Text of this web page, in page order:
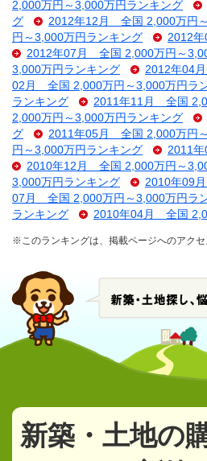
2,000万円～3,000万円ランキング
グ
2012年12月 全国 2,000万円
円～3,000万円ランキング
2012
2012年07月 全国 2,000万円～
3,000万円ランキング
2012年04
02月 全国 2,000万円～3,000万円ラ
ランキング
2011年11月 全国
2,000万円～3,000万円ランキング
グ
2011年05月 全国 2,000万円
円～3,000万円ランキング
2011
2010年12月 全国 2,000万円～
3,000万円ランキング
2010年09
07月 全国 2,000万円～3,000万円ラ
ランキング
2010年04月 全国
※このランキングは、掲載ページへのアク
新築・土地の